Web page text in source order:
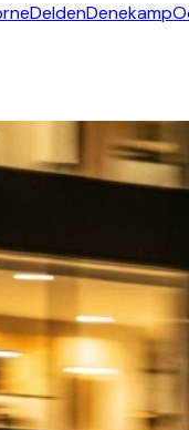
DeldenDenekamp